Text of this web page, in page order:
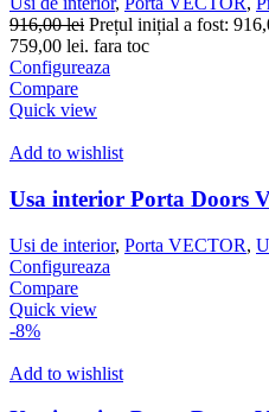
916,00lei Prețul inițial a fost:
759,00 lei. fara toc
Configureaza
Compare
Quick view
Add to wishlist
Usa interior Porta Doors
Usi de interior, Porta VECTOR,
Configureaza
Compare
Quick view
-8%
Add to wishlist